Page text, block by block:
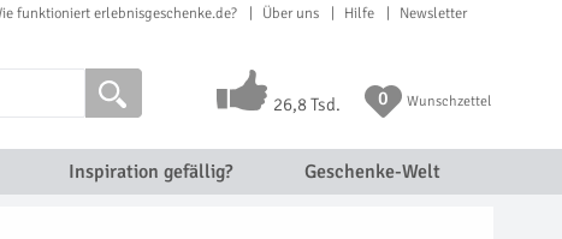
funktioniert erlebnisgeschenke.de? Über uns Hilfe Newsletter
26,8 Tsd. 0 Wunschzettel
Inspiration gefällig? Geschenke-Welt